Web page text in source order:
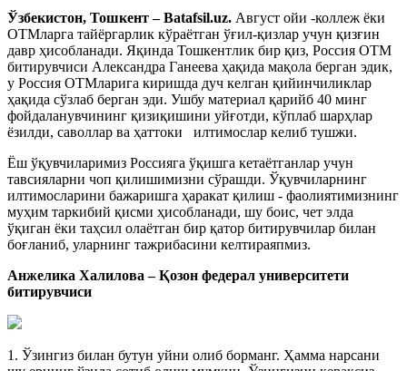
Ўзбекистон, Тошкент – Batafsil.uz. Август ойи -коллеж ёки
ОТМларга тайёргарлик кўраётган ўғил-қизлар учун қизғин
давр ҳисобланади. Яқинда Тошкентлик бир қиз, Россия ОТМ
битирувчиси Александра Ганеева ҳақида мақола берган эдик,
у Россия ОТМларига киришда дуч келган қийинчиликлар
ҳақида сўзлаб берган эди. Ушбу материал қарийб 40 минг
фойдаланувчининг қизиқишини уйғотди, кўплаб шарҳлар
ёзилди, саволлар ва ҳаттоки илтимослар келиб тушжи.
Ёш ўқувчиларимиз Россияга ўқишга кетаётганлар учун
тавсияларни чоп қилишимизни сўрашди. Ўқувчиларнинг
илтимосларини бажаришга ҳаракат қилиш - фаолиятимизнинг
муҳим таркибий қисми ҳисобланади, шу боис, чет элда
ўқиган ёки таҳсил олаётган бир қатор битирувчилар билан
боғланиб, уларнинг тажрибасини келтираяпмиз.
Анжелика Халилова – Қозон федерал университети
битирувчиси
1. Ўзингиз билан бутун уйни олиб борманг. Ҳамма нарсани